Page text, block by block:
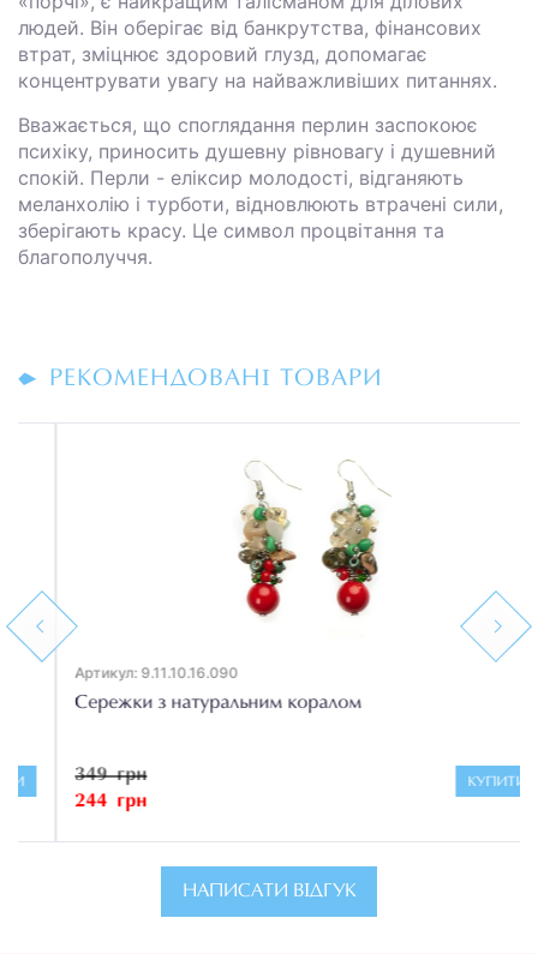
людей. Він оберігає від банкрутства, фінансових
втрат, зміцнює здоровий глузд, допомагає
концентрувати увагу на найважливіших питаннях.
Вважається, що споглядання перлин заспокоює
психіку, приносить душевну рівновагу і душевний
спокій. Перли - еліксир молодості, відганяють
меланхолію і турботи, відновлюють втрачені сили,
зберігають красу. Це символ процвітання та
благополуччя.
РЕКОМЕНДОВАНІ ТОВАРИ
Previous
Артикул: 9.11.10.16.090
Сережки з натуральним коралом
349 грн
244 грн
КУПИТИ
Next
НАПИСАТИ ВІДГУК